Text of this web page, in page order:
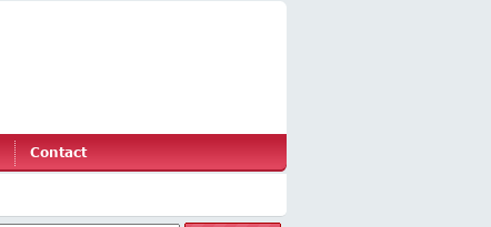
Contact